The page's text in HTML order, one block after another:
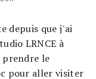
depuis que j'ai
LRNCE à
prendre le
pour aller visiter